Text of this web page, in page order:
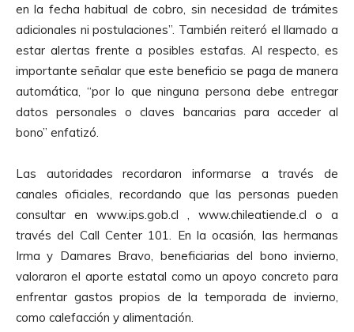
en la fecha habitual de cobro, sin necesidad de trámites
adicionales ni postulaciones”. También reiteró el llamado a
estar alertas frente a posibles estafas. Al respecto, es
importante señalar que este beneficio se paga de manera
automática, “por lo que ninguna persona debe entregar
datos personales o claves bancarias para acceder al
bono” enfatizó.
Las autoridades recordaron informarse a través de
canales oficiales, recordando que las personas pueden
consultar en www.ips.gob.cl , www.chileatiende.cl o a
través del Call Center 101. En la ocasión, las hermanas
Irma y Damares Bravo, beneficiarias del bono invierno,
valoraron el aporte estatal como un apoyo concreto para
enfrentar gastos propios de la temporada de invierno,
como calefacción y alimentación.